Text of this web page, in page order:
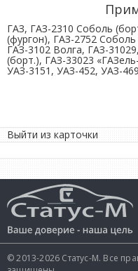
ГАЗ, ГАЗ-2310 Соболь
(фургон), ГАЗ-2752
ГАЗ-3102 Волга, ГАЗ-
(борт.), ГАЗ-33023
УАЗ-3151, УАЗ-452, УАЗ-
Выйти из карточки
© 2013-2026 Статус-М. Все